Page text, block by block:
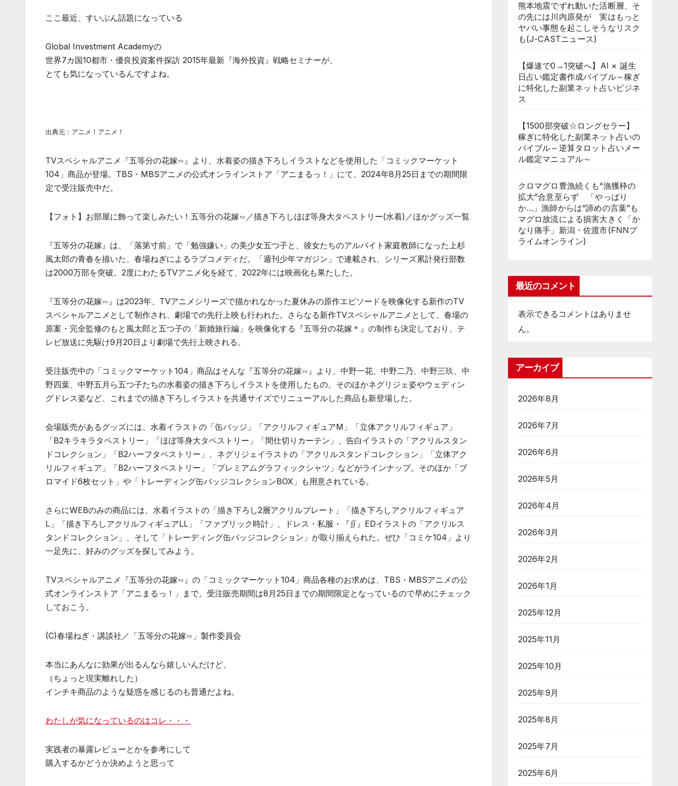
ここ最近、すいぶん話題になっている
Global Investment Academyの
世界7カ国10都市・優良投資案件探訪 2015年最新『海外投資』戦略セミナーが、
とても気になっているんですよね。
出典元：アニメ！アニメ！
TVスペシャルアニメ『五等分の花嫁∽』より、水着姿の描き下ろしイラストなどを使用した「コミックマーケット
104」商品が登場。TBS・MBSアニメの公式オンラインストア「アニまるっ！」にて、2024年8月25日までの期間限
定で受注販売中だ。
【フォト】お部屋に飾って楽しみたい！五等分の花嫁∽／描き下ろしほぼ等身大タペストリー(水着)／ほかグッズ一覧
『五等分の花嫁』は、「落第寸前」で「勉強嫌い」の美少女五つ子と、彼女たちのアルバイト家庭教師になった上杉
風太郎の青春を描いた、春場ねぎによるラブコメディだ。「週刊少年マガジン」で連載され、シリーズ累計発行部数
は2000万部を突破。2度にわたるTVアニメ化を経て、2022年には映画化も果たした。
『五等分の花嫁∽』は2023年、TVアニメシリーズで描かれなかった夏休みの原作エピソードを映像化する新作のTV
スペシャルアニメとして制作され、劇場での先行上映も行われた。さらなる新作TVスペシャルアニメとして、春場の
原案・完全監修のもと風太郎と五つ子の「新婚旅行編」を映像化する『五等分の花嫁＊』の制作も決定しており、テ
レビ放送に先駆け9月20日より劇場で先行上映される。
受注販売中の「コミックマーケット104」商品はそんな『五等分の花嫁∽』より、中野一花、中野二乃、中野三玖、中
野四葉、中野五月ら五つ子たちの水着姿の描き下ろしイラストを使用したもの。そのほかネグリジェ姿やウェディン
グドレス姿など、これまでの描き下ろしイラストを共通サイズでリニューアルした商品も新登場した。
会場販売があるグッズには、水着イラストの「缶バッジ」「アクリルフィギュアM」「立体アクリルフィギュア」
「B2キラキラタペストリー」「ほぼ等身大タペストリー」「間仕切りカーテン」、告白イラストの「アクリルスタン
ドコレクション」「B2ハーフタペストリー」、ネグリジェイラストの「アクリルスタンドコレクション」「立体アク
リルフィギュア」「B2ハーフタペストリー」「プレミアムグラフィックシャツ」などがラインナップ。そのほか「ブ
ロマイド6枚セット」や「トレーディング缶バッジコレクションBOX」も用意されている。
さらにWEBのみの商品には、水着イラストの「描き下ろし2層アクリルプレート」「描き下ろしアクリルフィギュア
L」「描き下ろしアクリルフィギュアLL」「ファブリック時計」、ドレス・私服・『∬』EDイラストの「アクリルス
タンドコレクション」、そして「トレーディング缶バッジコレクション」が取り揃えられた。ぜひ「コミケ104」より
一足先に、好みのグッズを探してみよう。
TVスペシャルアニメ『五等分の花嫁∽』の「コミックマーケット104」商品各種のお求めは、TBS・MBSアニメの公
式オンラインストア「アニまるっ！」まで。受注販売期間は8月25日までの期間限定となっているので早めにチェック
しておこう。
(C)春場ねぎ・講談社／「五等分の花嫁∽」製作委員会
本当にあんなに効果が出るんなら嬉しいんだけど、
（ちょっと現実離れした）
インチキ商品のような疑惑を感じるのも普通だよね。
わたしが気になっているのはコレ・・・
実践者の暴露レビューとかを参考にして
購入するかどうか決めようと思って
熊本地震でずれ動いた活断層、そ
の先には川内原発が 実はもっと
ヤバい事態を起こしそうなリスク
も(J-CASTニュース)
【爆速で0→1突破へ】AI × 誕生
日占い鑑定書作成バイブル～稼ぎ
に特化した副業ネット占いビジネ
ス
【1500部突破☆ロングセラー】
稼ぎに特化した副業ネット占いの
バイブル～逆算タロット占いメー
ル鑑定マニュアル～
クロマグロ豊漁続くも“漁獲枠の
拡大”合意至らず 「やっぱり
か…」漁師からは“諦めの言葉”も
マグロ放流による損害大きく「か
なり痛手」新潟・佐渡市(FNNプ
ライムオンライン)
最近のコメント
表示できるコメントはありませ
ん。
アーカイブ
2026年8月
2026年7月
2026年6月
2026年5月
2026年4月
2026年3月
2026年2月
2026年1月
2025年12月
2025年11月
2025年10月
2025年9月
2025年8月
2025年7月
2025年6月